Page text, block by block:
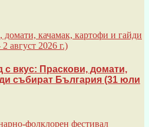
вкус: Праскови, домати,
събират България (31 юли